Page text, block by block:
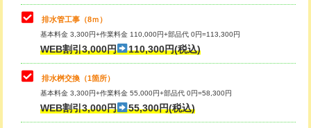
マス交換（深さ50㎝未満）
マス交換（深さ50㎝以上） 66,000円
コンクリート斫り（厚さ10㎝まで）
コンクリート斫り（厚さ10㎝超え）
その他部品の脱着
交換・取付（タンク） 22,000円+材料費
交換・取付(単水栓（壁付・デッキ
式）)
交換・取付(混合水栓（壁付・デッキ
16,500円+材料費
排水管工事（8ｍ）
基本料金 3,300円+作業料金 110,000円+部品代 0円=113,300円
WEB割引3,000円 110,300円(税込)
排水桝交換（1箇所）
基本料金 3,300円+作業料金 55,000円+部品代 0円=58,300円
WEB割引3,000円 55,300円(税込)